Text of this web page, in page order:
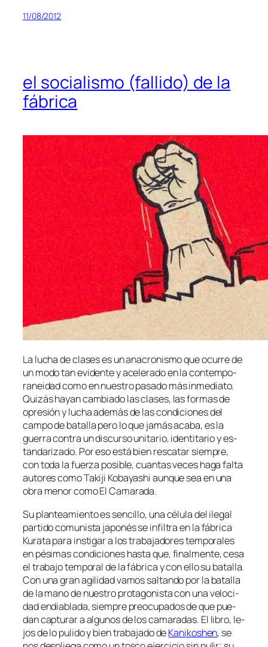
11/08/2012
el socialismo (fallido) de la
fábrica
La lu­cha de cla­ses es un ana­cro­nis­mo que ocu­rre de
un mo­do tan evi­den­te y ace­le­ra­do en la con­tem­po­
ra­nei­dad co­mo en nues­tro pa­sa­do más in­me­dia­to.
Quizás ha­yan cam­bia­do las cla­ses, las for­mas de
opre­sión y lu­cha ade­más de las con­di­cio­nes del
cam­po de ba­ta­lla pe­ro lo que ja­más aca­ba, es la
gue­rra con­tra un dis­cur­so uni­ta­rio, iden­ti­ta­rio y es­
tan­da­ri­za­do. Por eso es­tá bien res­ca­tar siem­pre,
con to­da la fuer­za po­si­ble, cuan­tas ve­ces ha­ga fal­ta
au­to­res co­mo Takiji Kobayashi aun­que sea en una
obra me­nor co­mo El Camarada.
Su plan­tea­mien­to es sen­ci­llo, una cé­lu­la del ile­gal
par­ti­do co­mu­nis­ta ja­po­nés se in­fil­tra en la fá­bri­ca
Kurata pa­ra ins­ti­gar a los tra­ba­ja­do­res tem­po­ra­les
en pé­si­mas con­di­cio­nes has­ta que, fi­nal­men­te, ce­sa
el tra­ba­jo tem­po­ral de la fá­bri­ca y con ello su ba­ta­lla.
Con una gran agi­li­dad va­mos sal­tan­do por la ba­ta­lla
de la mano de nues­tro pro­ta­go­nis­ta con una ve­lo­ci­
dad en­dia­bla­da, siem­pre preo­cu­pa­dos de que pue­
dan cap­tu­rar a al­gu­nos de los ca­ma­ra­das. El li­bro, le­
jos de lo pu­li­do y bien tra­ba­ja­do deKanikoshen, se